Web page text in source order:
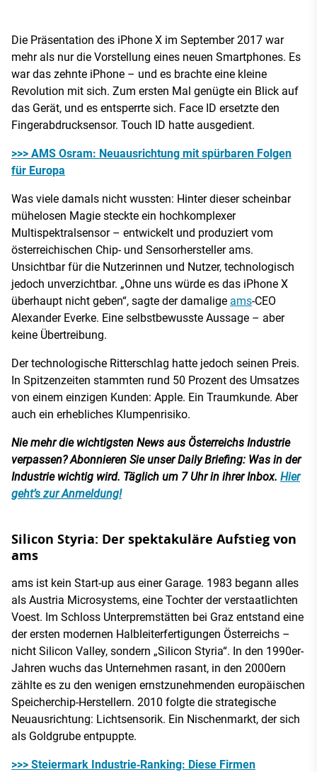
Die Präsentation des iPhone X im September 2017 war
mehr als nur die Vorstellung eines neuen Smartphones. Es
war das zehnte iPhone – und es brachte eine kleine
Revolution mit sich. Zum ersten Mal genügte ein Blick auf
das Gerät, und es entsperrte sich. Face ID ersetzte den
Fingerabdrucksensor. Touch ID hatte ausgedient.
>>> AMS Osram: Neuausrichtung mit spürbaren Folgen
für Europa
Was viele damals nicht wussten: Hinter dieser scheinbar
mühelosen Magie steckte ein hochkomplexer
Multispektralsensor – entwickelt und produziert vom
österreichischen Chip- und Sensorhersteller ams.
Unsichtbar für die Nutzerinnen und Nutzer, technologisch
jedoch unverzichtbar. „Ohne uns würde es das iPhone X
überhaupt nicht geben“, sagte der damalige ams-CEO
Alexander Everke. Eine selbstbewusste Aussage – aber
keine Übertreibung.
Der technologische Ritterschlag hatte jedoch seinen Preis.
In Spitzenzeiten stammten rund 50 Prozent des Umsatzes
von einem einzigen Kunden: Apple. Ein Traumkunde. Aber
auch ein erhebliches Klumpenrisiko.
Nie mehr die wichtigsten News aus Österreichs Industrie
verpassen? Abonnieren Sie unser Daily Briefing: Was in der
Industrie wichtig wird. Täglich um 7 Uhr in ihrer Inbox. Hier
geht’s zur Anmeldung!
Silicon Styria: Der spektakuläre Aufstieg von
ams
ams ist kein Start-up aus einer Garage. 1983 begann alles
als Austria Microsystems, eine Tochter der verstaatlichten
Voest. Im Schloss Unterpremstätten bei Graz entstand eine
der ersten modernen Halbleiterfertigungen Österreichs –
nicht Silicon Valley, sondern „Silicon Styria“. In den 1990er-
Jahren wuchs das Unternehmen rasant, in den 2000ern
zählte es zu den wenigen ernstzunehmenden europäischen
Speicherchip-Herstellern. 2010 folgte die strategische
Neuausrichtung: Lichtsensorik. Ein Nischenmarkt, der sich
als Goldgrube entpuppte.
>>> Steiermark Industrie‑Ranking: Diese Firmen